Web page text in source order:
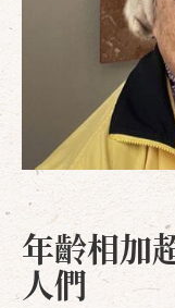
年齡相加
人們